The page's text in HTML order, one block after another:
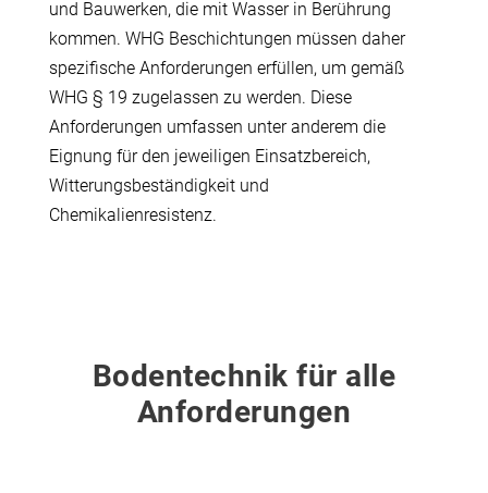
und Bauwerken, die mit Wasser in Berührung
kommen. WHG Beschichtungen müssen daher
spezifische Anforderungen erfüllen, um gemäß
WHG § 19 zugelassen zu werden. Diese
Anforderungen umfassen unter anderem die
Eignung für den jeweiligen Einsatzbereich,
Witterungsbeständigkeit und
Chemikalienresistenz.
Bodentechnik für alle
Anforderungen